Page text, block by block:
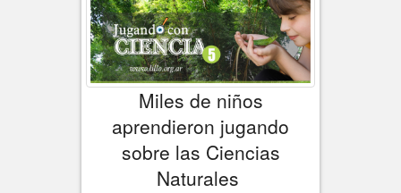
Miles de niños
aprendieron jugando
sobre las Ciencias
Naturales